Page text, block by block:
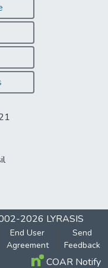
2026 LYRASIS
End User
Agreement
Send
Feedback
COAR Notify